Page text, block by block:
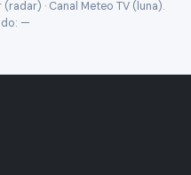
· Canal Meteo TV (luna).
—